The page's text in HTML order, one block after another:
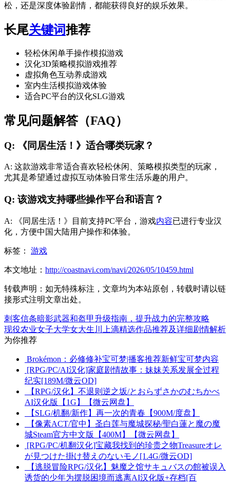
松，还是深度体验剧情，都能获得良好的娱乐效果。
长尾关键词推荐
轻松休闲单手操作模拟游戏
汉化3D策略模拟游戏推荐
虚拟角色互动养成游戏
室内生活模拟游戏体验
适合PC平台的汉化SLG游戏
常见问题解答（FAQ）
Q: 《同居生活！》适合哪类玩家？
A: 这款游戏非常适合喜欢轻松休闲、策略模拟类型的玩家，
尤其是希望通过虚拟互动体验日常生活乐趣的用户。
Q: 该游戏支持哪些操作平台和语言？
A: 《同居生活！》目前支持PC平台，游戏内容已进行专业汉
化，方便中国大陆用户操作和体验。
标签： 游戏
本文地址： http://coastnavi.com/navi/2026/05/10459.html
转载声明： 如无特殊标注，文章均为本站原创，转载时请以链
接形式注明文章出处。
刺客信条暗影武器和盔甲升级指南，提升战力的完整攻略
现役农业女子大学女大生川上滴精选作品推荐及详细剧情解析
为你推荐
Brokémon：必修修补宝可梦|播客推荐新鲜宝可梦内容
[RPG/PC/AI汉化]家庭剧情故事：妹妹关系发展全过程
纪实[189M/微云OD]
【RPG/汉化】不退则逆之坂/とおらずさかのむちかべ
AI汉化版【1G】【微云网盘】
【SLG/机翻/新作】再一次的青春【900M/度盘】
【像素ACT/官中】圣白莲与魔城探秘/聖白蓮と魔の魔
城Steam官方中文版【400M】【微云网盘】
[RPG/PC/机翻汉化]宝藏我找到的珍贵之物Treasureオレ
が見つけた掛け替えのないモノ[1.4G/微云OD]
【逃脱冒险RPG/汉化】魅魔之馆サキュバスの館被误入
诱货的少年为摆脱困境而逃离AI汉化版+存档[百